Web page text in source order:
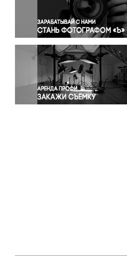
Правосудие
Происшествия и конфликты
Религия
Светская жизнь
Спорт
Экология
Экономика и бизнес